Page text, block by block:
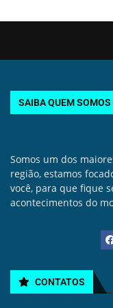
SAIBA QUEM SOMOS
Somos um dos
região, estamos
você, para que fique
acontecimentos do
CONTATOS